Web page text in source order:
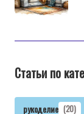
Статьи по
рукоделие (20)